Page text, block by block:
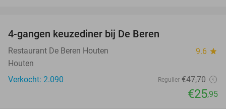
4-gangen keuzediner bij De Beren
Restaurant De Beren Houten 9.6 star
Houten
Verkocht: 2.090
Regulier €47,70
€25,95